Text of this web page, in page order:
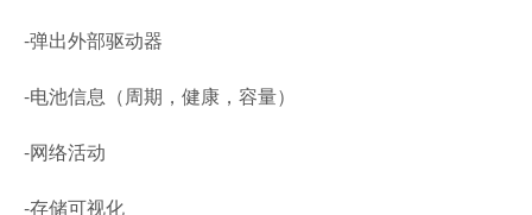
-弹出外部驱动器
-电池信息（周期，健康，容量）
-网络活动
-存储可视化